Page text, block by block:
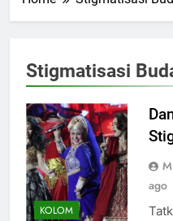
Stigmatisasi
KOLOM
ago